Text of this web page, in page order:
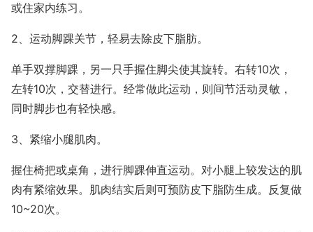
或住家内练习。
2、运动脚踝关节，轻易去除皮下脂肪。
单手双撑脚踝，另一只手握住脚尖使其旋转。右转10次，
左转10次，交替进行。经常做此运动，则间节活动灵敏，
同时脚步也有轻快感。
3、紧缩小腿肌肉。
握住椅把或桌角，进行脚踝伸直运动。对小腿上较发达的肌
肉有紧缩效果。肌肉结实后则可预防皮下脂防生成。反复做
10~20次。